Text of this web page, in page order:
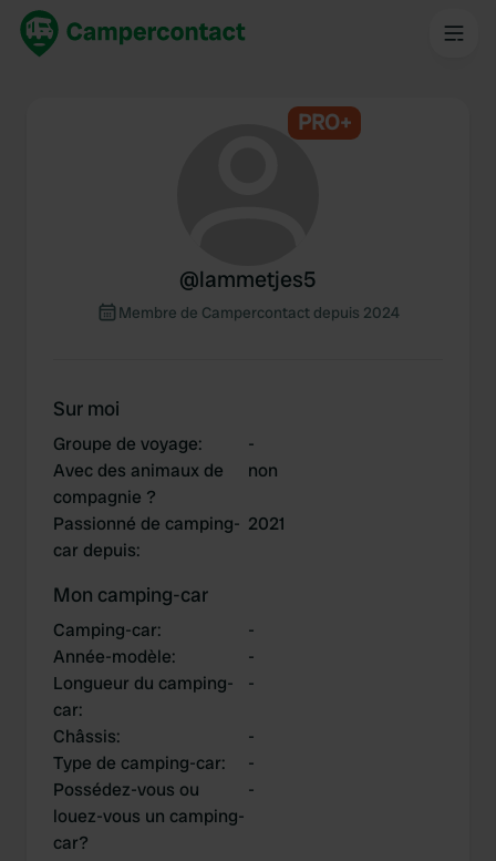
PRO+
@lammetjes5
Membre de Campercontact depuis 2024
Sur moi
Groupe de voyage:
-
Avec des animaux de
compagnie ?
non
Passionné de camping-
car depuis:
2021
Mon camping-car
Camping-car:
-
Année-modèle:
-
Longueur du camping-
car:
-
Châssis:
-
Type de camping-car:
-
Possédez-vous ou
louez-vous un camping-
car?
-